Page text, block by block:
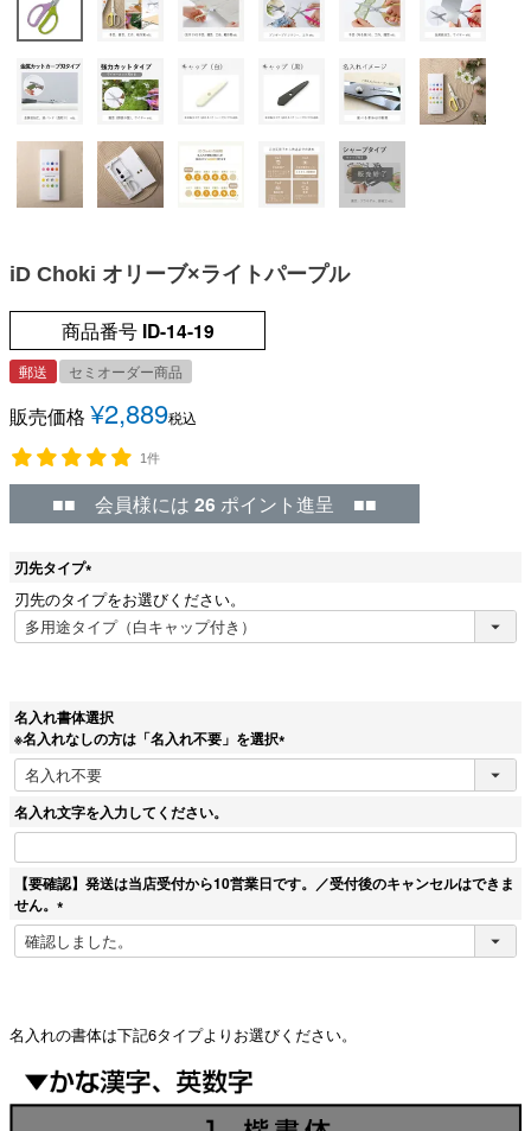
iD Choki オリーブ×ライトパープル
商品番号 ID-14-19
郵送 セミオーダー商品
販売価格 ¥2,889税込
1件
■■ 会員様には 26 ポイント進呈 ■■
刃先タイプ
(
必
須
刃先のタイプをお選びください。
名入れ書体選択
※名入れなしの方は「名入れ不要」を選択
(
必
)
名入れ文字を入力してください。
【要確認】発送は当店受付から10営業日です。／受付後のキャンセルはできま
せん。
(
必
名入れの書体は下記6タイプよりお選びください。